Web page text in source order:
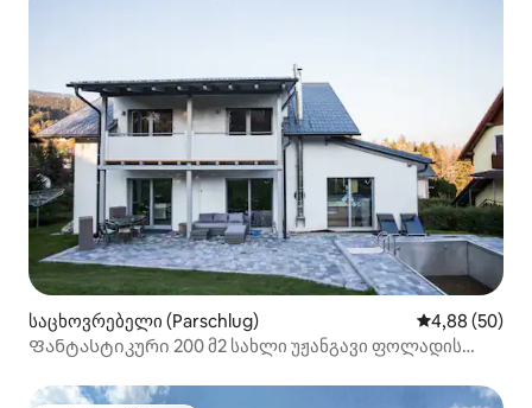
საცხოვრებელი (Parschlug) საშუალო
4,88 (50)
Ფანტასტიკური 200 მ2 სახლი უჟანგავი ფოლადის